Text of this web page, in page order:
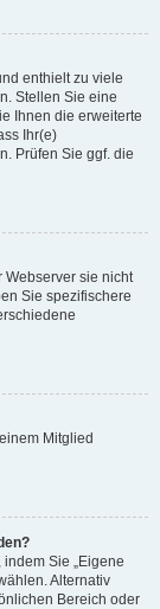
enthielt zu viele
Stellen Sie eine
Ihnen die erweiterte
Ihr(e)
Prüfen Sie ggf. die
Webserver sie nicht
Sie spezifischere
Mitglied
Sie „Eigene
Alternativ
Bereich oder